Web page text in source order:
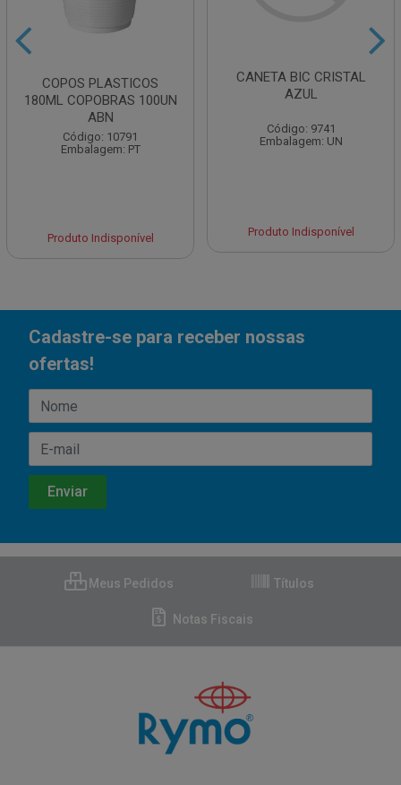
COPOS PLASTICOS
180ML COPOBRAS 100UN
ABN
Código: 10791
Embalagem: PT
Produto Indisponível
CANETA BIC CRISTAL
AZUL
Código: 9741
Embalagem: UN
Produto Indisponível
Cadastre-se para receber nossas
ofertas!
Meus Pedidos Títulos
Notas Fiscais